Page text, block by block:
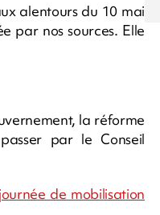
alentours du 10 mai
par nos sources. Elle
la réforme
par le Conseil
de mobilisation